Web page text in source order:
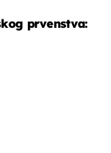
prvenstva: